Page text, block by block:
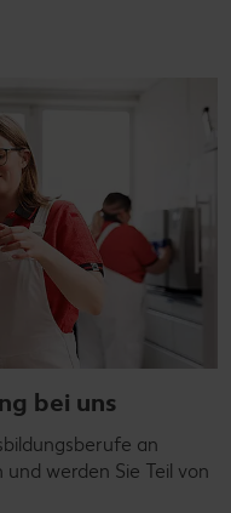
bei uns
an
werden Sie Teil von